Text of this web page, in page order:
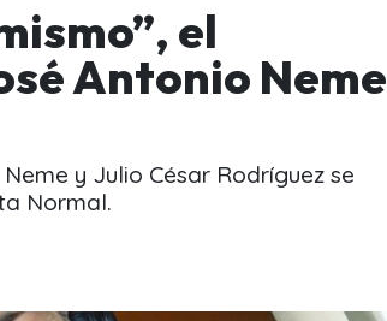
el
Antonio Neme
y Julio César Rodríguez se
Normal.